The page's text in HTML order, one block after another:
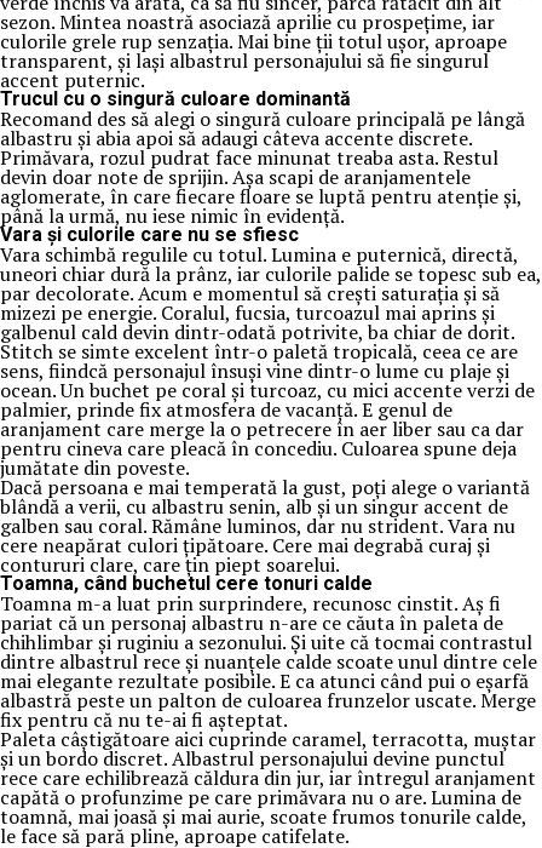
sezon. Mintea noastră asociază aprilie cu prospețime, iar
culorile grele rup senzația. Mai bine ții totul ușor, aproape
transparent, și lași albastrul personajului să fie singurul
accent puternic.
Trucul cu o singură culoare dominantă
Recomand des să alegi o singură culoare principală pe lângă
albastru și abia apoi să adaugi câteva accente discrete.
Primăvara, rozul pudrat face minunat treaba asta. Restul
devin doar note de sprijin. Așa scapi de aranjamentele
aglomerate, în care fiecare floare se luptă pentru atenție și,
până la urmă, nu iese nimic în evidență.
Vara și culorile care nu se sfiesc
Vara schimbă regulile cu totul. Lumina e puternică, directă,
uneori chiar dură la prânz, iar culorile palide se topesc sub ea,
par decolorate. Acum e momentul să crești saturația și să
mizezi pe energie. Coralul, fucsia, turcoazul mai aprins și
galbenul cald devin dintr-odată potrivite, ba chiar de dorit.
Stitch se simte excelent într-o paletă tropicală, ceea ce are
sens, fiindcă personajul însuși vine dintr-o lume cu plaje și
ocean. Un buchet pe coral și turcoaz, cu mici accente verzi de
palmier, prinde fix atmosfera de vacanță. E genul de
aranjament care merge la o petrecere în aer liber sau ca dar
pentru cineva care pleacă în concediu. Culoarea spune deja
jumătate din poveste.
Dacă persoana e mai temperată la gust, poți alege o variantă
blândă a verii, cu albastru senin, alb și un singur accent de
galben sau coral. Rămâne luminos, dar nu strident. Vara nu
cere neapărat culori țipătoare. Cere mai degrabă curaj și
contururi clare, care țin piept soarelui.
Toamna, când buchetul cere tonuri calde
Toamna m-a luat prin surprindere, recunosc cinstit. Aș fi
pariat că un personaj albastru n-are ce căuta în paleta de
chihlimbar și ruginiu a sezonului. Și uite că tocmai contrastul
dintre albastrul rece și nuanțele calde scoate unul dintre cele
mai elegante rezultate posibile. E ca atunci când pui o eșarfă
albastră peste un palton de culoarea frunzelor uscate. Merge
fix pentru că nu te-ai fi așteptat.
Paleta câștigătoare aici cuprinde caramel, terracotta, muștar
și un bordo discret. Albastrul personajului devine punctul
rece care echilibrează căldura din jur, iar întregul aranjament
capătă o profunzime pe care primăvara nu o are. Lumina de
toamnă, mai joasă și mai aurie, scoate frumos tonurile calde,
le face să pară pline, aproape catifelate.